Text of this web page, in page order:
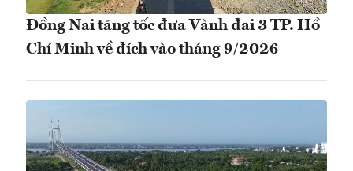
Đồng Nai tăng tốc đưa Vành đai 3 TP. Hồ
Chí Minh về đích vào tháng 9/2026